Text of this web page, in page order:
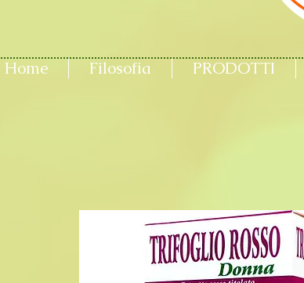
Home Filosofia PRODOTTI